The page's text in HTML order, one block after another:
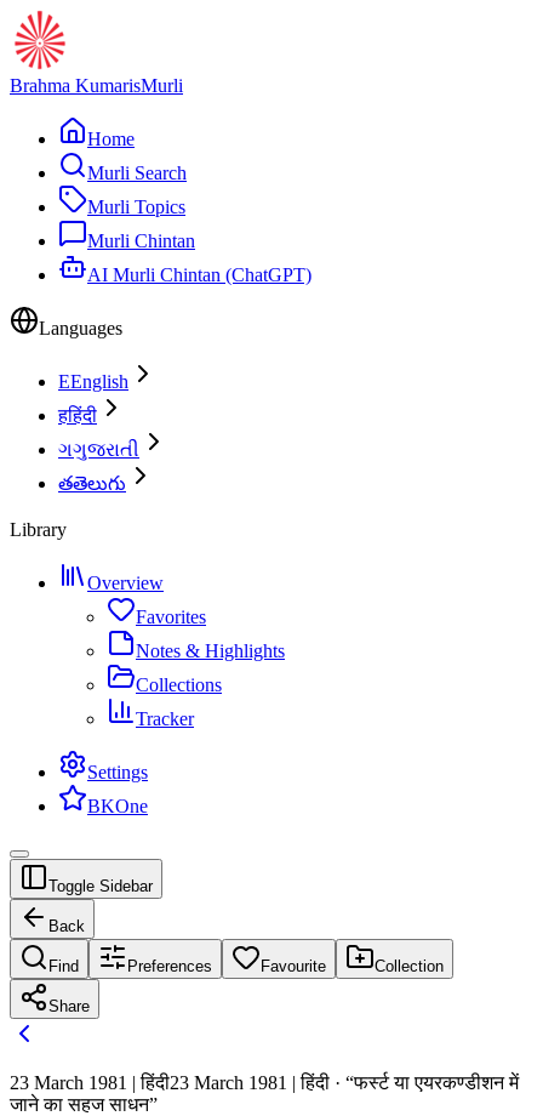
Brahma KumarisMurli
Home
Murli Search
Murli Topics
Murli Chintan
AI Murli Chintan (ChatGPT)
Languages
EEnglish
हहिंदी
ગગુજરાતી
తతెలుగు
Library
Overview
Favorites
Notes & Highlights
Collections
Tracker
Settings
BKOne
Toggle Sidebar
Back
Find Preferences Favourite Collection
Share
23 March 1981 | हिंदी23 March 1981 | हिंदी · “फर्स्ट या एयरकण्डीशन में
जाने का सहज साधन”